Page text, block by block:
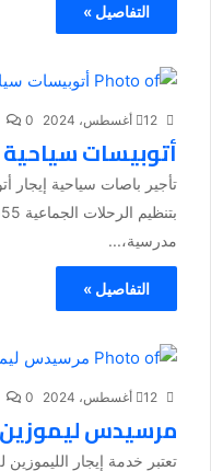
التفاصيل »
12 أغسطس، 2024 0
أتوبيسات سياحية
تأجير باصات سياحية إيجار
مدرسية،...
التفاصيل »
12 أغسطس، 2024 0
مرسيدس